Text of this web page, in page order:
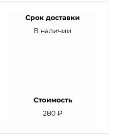
Срок доставки
В наличии
Стоимость
280 ₽